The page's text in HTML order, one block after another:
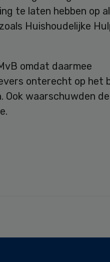
te laten hebben op
Huishoudelijke
omdat daarmee
onterecht op het
Ook waarschuwden de